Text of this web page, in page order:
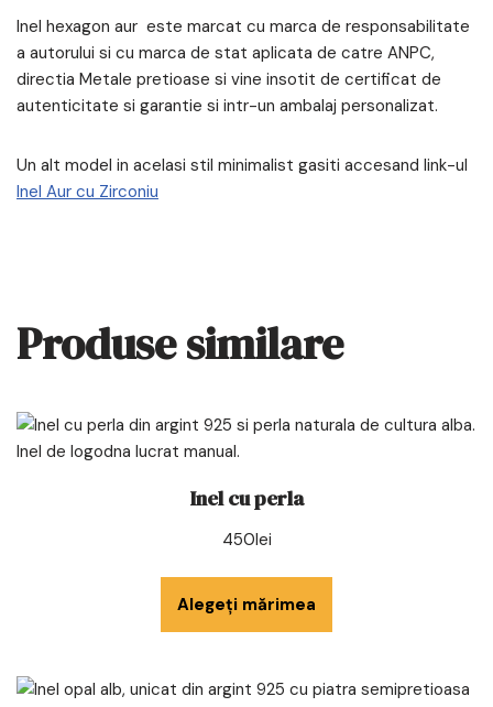
Inel hexagon aur este marcat cu marca de responsabilitate
a autorului si cu marca de stat aplicata de catre ANPC,
directia Metale pretioase si vine insotit de certificat de
autenticitate si garantie si intr-un ambalaj personalizat.
Un alt model in acelasi stil minimalist gasiti accesand link-ul
Inel Aur cu Zirconiu
Produse similare
Inel cu perla
450lei
Alegeți mărimea